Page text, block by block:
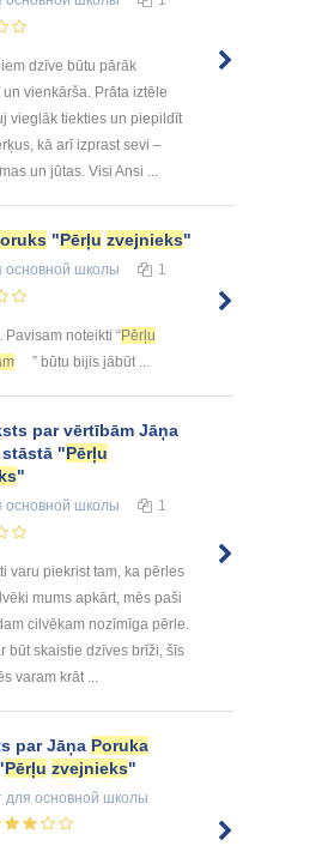
dzīve būtu pārāk
vienkārša. Prāta iztēle
vieglāk tiekties un piepildīt
kā arī izprast sevi –
un jūtas. Visi Ansi ...
"Pērļu zvejnieks"
основной школы 1
Pavisam noteikti “Pērļu
” būtu bijis jābūt ...
par vērtībām Jāņa
stāstā "Pērļu
"
основной школы 1
varu piekrist tam, ka pērles
mums apkārt, mēs paši
cilvēkam nozīmīga pērle.
būt skaistie dzīves brīži, šīs
varam krāt ...
par Jāņa Poruka
Pērļu zvejnieks"
для основной школы